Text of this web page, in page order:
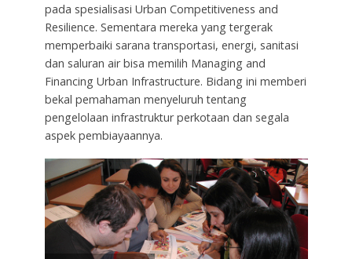
pada spesialisasi Urban Competitiveness and
Resilience. Sementara mereka yang tergerak
memperbaiki sarana transportasi, energi, sanitasi
dan saluran air bisa memilih Managing and
Financing Urban Infrastructure. Bidang ini memberi
bekal pemahaman menyeluruh tentang
pengelolaan infrastruktur perkotaan dan segala
aspek pembiayaannya.